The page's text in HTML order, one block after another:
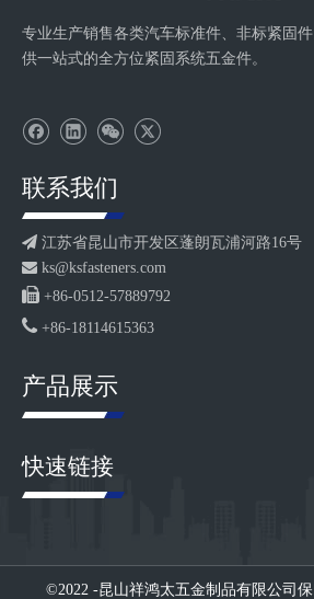
专业生产销售各类汽车标准件、非标紧固
供一站式的全方位紧固系统五金件。
联系我们
 江苏省昆山市开发区蓬朗瓦浦河路16号
 ks@ksfasteners.com
 +86-0512-57889792
 +86-18114615363
产品展示
快速链接
©2022 -昆山祥鸿太五金制品有限公司